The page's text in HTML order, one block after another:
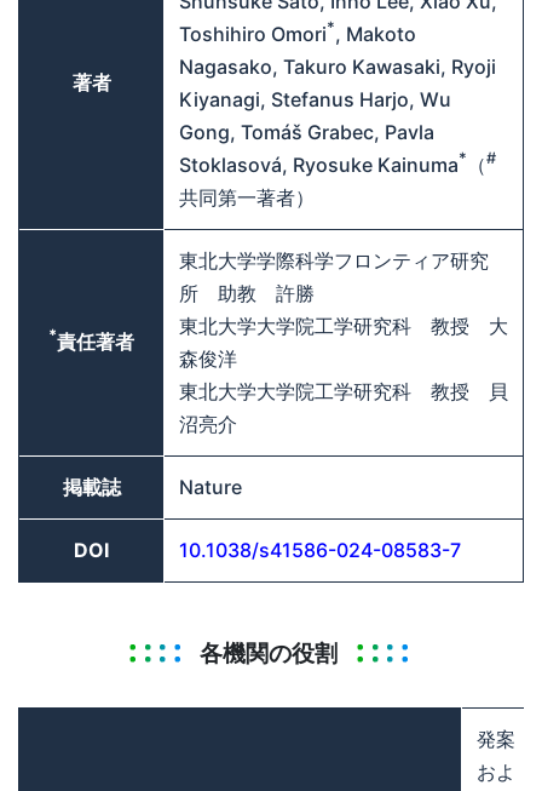
著者
Toshihiro Omori*, Makoto
Nagasako, Takuro Kawasaki, Ryoji
Kiyanagi, Stefanus Harjo, Wu
Gong, Tomáš Grabec, Pavla
Stoklasová, Ryosuke Kainuma* （#
共同第一著者）
*責任著者
東北大学学際科学フロンティア研究
所 助教 許勝
東北大学大学院工学研究科 教授 大
森俊洋
東北大学大学院工学研究科 教授 貝
沼亮介
掲載誌 Nature
DOI 10.1038/s41586-024-08583-7
各機関の役割
発案
およ